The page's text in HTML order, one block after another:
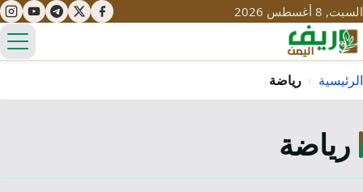
السبت, 8 أغسطس 2026
تعليم
صحة
الرئيسية › رياضة
رياضة